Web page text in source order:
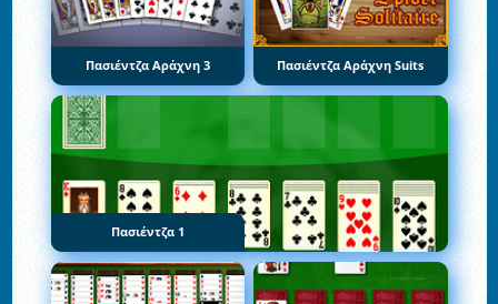
Πασιέντζα Αράχνη 3 Πασιέντζα Αράχνη Suits
Πασιέντζα 1